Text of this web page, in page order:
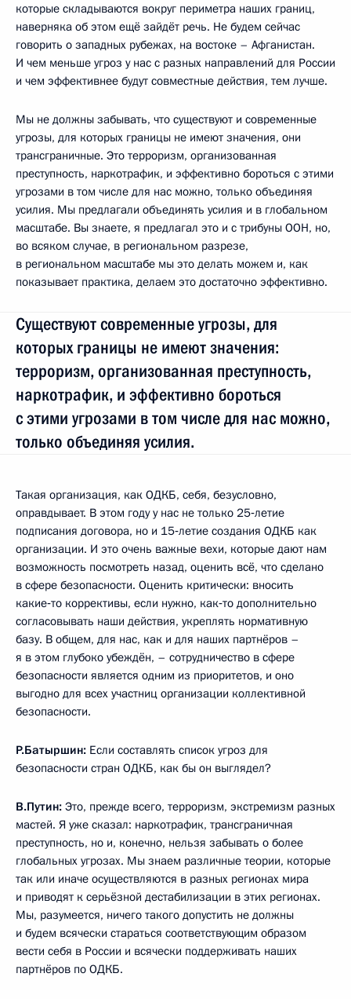
которые складываются вокруг периметра наших границ,
наверняка об этом ещё зайдёт речь. Не будем сейчас
говорить о западных рубежах, на востоке – Афганистан.
И чем меньше угроз у нас с разных направлений для России
и чем эффективнее будут совместные действия, тем лучше.
Мы не должны забывать, что существуют и современные
угрозы, для которых границы не имеют значения, они
трансграничные. Это терроризм, организованная
преступность, наркотрафик, и эффективно бороться с этими
угрозами в том числе для нас можно, только объединяя
усилия. Мы предлагали объединять усилия и в глобальном
масштабе. Вы знаете, я предлагал это и с трибуны ООН, но,
во всяком случае, в региональном разрезе,
в региональном масштабе мы это делать можем и, как
показывает практика, делаем это достаточно эффективно.
Существуют современные угрозы, для
которых границы не имеют значения:
терроризм, организованная преступность,
наркотрафик, и эффективно бороться
с этими угрозами в том числе для нас можно,
только объединяя усилия.
Такая организация, как ОДКБ, себя, безусловно,
оправдывает. В этом году у нас не только 25‑летие
подписания договора, но и 15‑летие создания ОДКБ как
организации. И это очень важные вехи, которые дают нам
возможность посмотреть назад, оценить всё, что сделано
в сфере безопасности. Оценить критически: вносить
какие‑то коррективы, если нужно, как‑то дополнительно
согласовывать наши действия, укреплять нормативную
базу. В общем, для нас, как и для наших партнёров –
я в этом глубоко убеждён, – сотрудничество в сфере
безопасности является одним из приоритетов, и оно
выгодно для всех участниц организации коллективной
безопасности.
Р.Батыршин: Если составлять список угроз для
безопасности стран ОДКБ, как бы он выглядел?
В.Путин: Это, прежде всего, терроризм, экстремизм разных
мастей. Я уже сказал: наркотрафик, трансграничная
преступность, но и, конечно, нельзя забывать о более
глобальных угрозах. Мы знаем различные теории, которые
так или иначе осуществляются в разных регионах мира
и приводят к серьёзной дестабилизации в этих регионах.
Мы, разумеется, ничего такого допустить не должны
и будем всячески стараться соответствующим образом
вести себя в России и всячески поддерживать наших
партнёров по ОДКБ.